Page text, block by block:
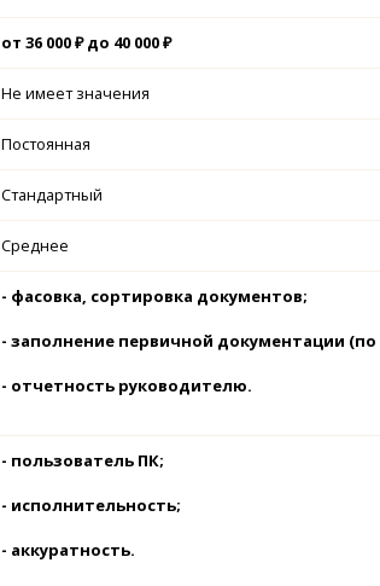
от 36 000 ₽ до 40 000 ₽
Не имеет значения
Постоянная
Стандартный
Среднее
- фасовка, сортировка документов;
- заполнение первичной документации
- отчетность руководителю.
- пользователь ПК;
- исполнительность;
- аккуратность.